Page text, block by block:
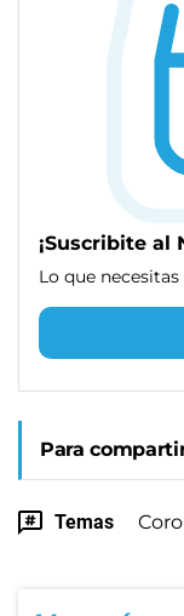
¡Suscribite al
Lo que
Para
Temas